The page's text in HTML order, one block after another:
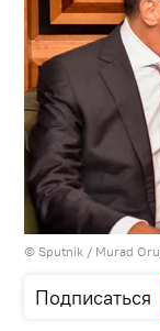
© Sputnik / Murad
Подписаться